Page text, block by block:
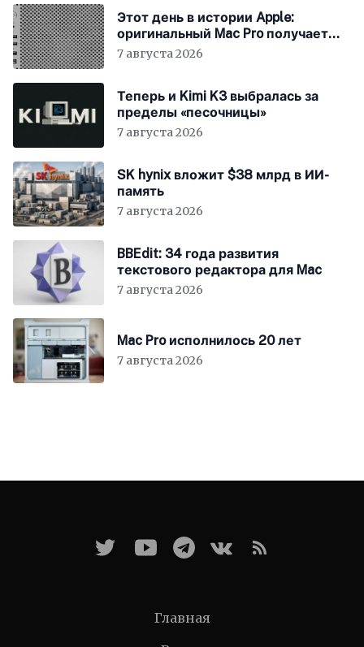
Этот день в истории Apple:
оригинальный Mac Pro получает
мощный процессор Intel
7 августа 2026
Теперь и Kimi K3 выбралась за
пределы «песочницы»
7 августа 2026
SK hynix вложит $38 млрд в ИИ-
память
7 августа 2026
BBEdit: 34 года развития
текстового редактора для Mac
7 августа 2026
Mac Pro исполнилось 20 лет
7 августа 2026
Главная